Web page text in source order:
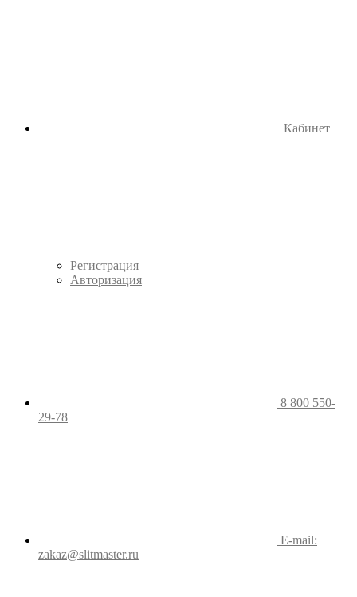
Кабинет
Регистрация
Авторизация
8 800 550-
29-78
E-mail:
zakaz@slitmaster.ru